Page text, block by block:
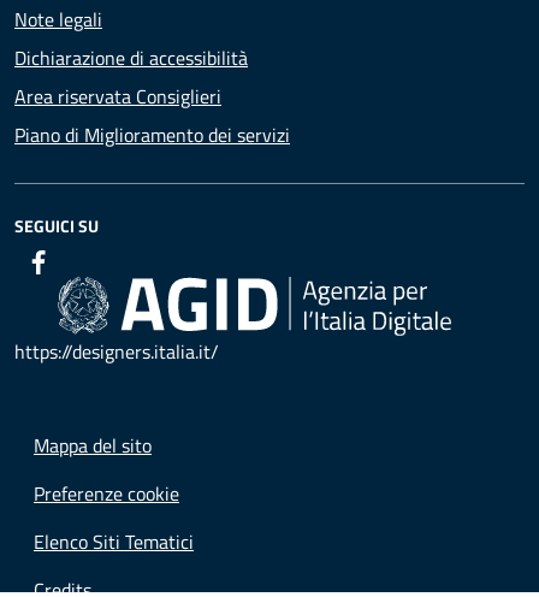
Note legali
Dichiarazione di accessibilità
Area riservata Consiglieri
Piano di Miglioramento dei servizi
SEGUICI SU
https://designers.italia.it/
Mappa del sito
Preferenze cookie
Elenco Siti Tematici
Credits